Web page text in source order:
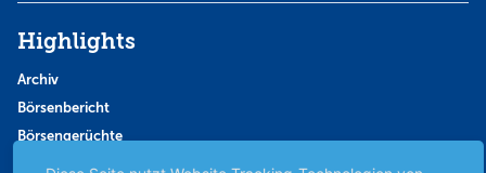
Highlights
Archiv
Börsenbericht
Börsengerüchte
Börsengespräche